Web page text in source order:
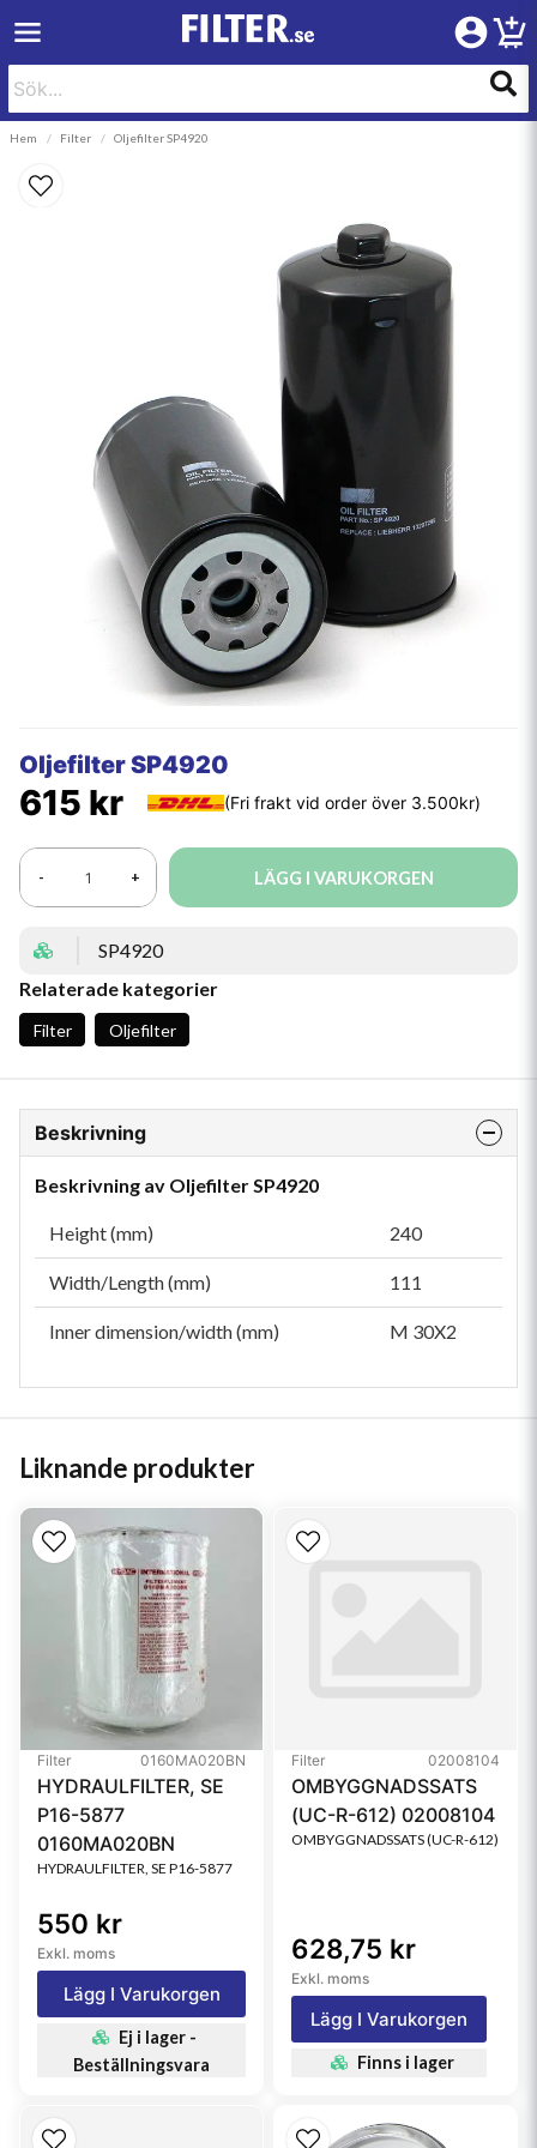
Hem Filter Oljefilter SP4920
Oljefilter SP4920
615 kr
- + LÄGG I VARUKORGEN
SP4920
Relaterade kategorier
Filter Oljefilter
Beskrivning
Beskrivning av Oljefilter SP4920
Height (mm) 240
Width/Length (mm) 111
Inner dimension/width (mm) M 30X2
Liknande produkter
Filter 0160MA020BN
HYDRAULFILTER, SE
P16-5877
0160MA020BN
HYDRAULFILTER, SE P16-5877
550 kr
Exkl. moms
Lägg I Varukorgen
Ej i lager -
Beställningsvara
Filter 02008104
OMBYGGNADSSATS
(UC-R-612) 02008104
OMBYGGNADSSATS (UC-R-612)
628,75 kr
Exkl. moms
Lägg I Varukorgen
Finns i lager